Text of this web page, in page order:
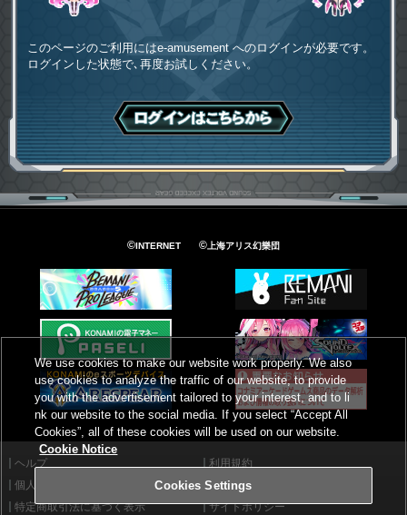
このページのご利用にはe-amusement へのログインが必要です。
ログインした状態で､再度お試しください。
ログインはこちら
©INTERNET ©上海アリス幻樂団
ヘルプ
利用規約
個人情報等保護方針
外部送信について
特定商取引法に基づく表示
サイトポリシー
We use cookies to make our website work properly. We also
use cookies to analyze the traffic of our website, to provide
you with the advertisement tailored to your interest, and to li
nk our website to the social media. If you select “Accept All
Cookies”, all of these cookies will be used on our website.
Cookie Notice
Cookies Settings